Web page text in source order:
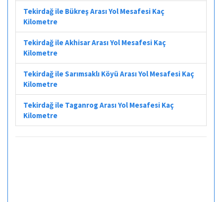
Tekirdağ ile Bükreş Arası Yol Mesafesi Kaç
Kilometre
Tekirdağ ile Akhisar Arası Yol Mesafesi Kaç
Kilometre
Tekirdağ ile Sarımsaklı Köyü Arası Yol Mesafesi Kaç
Kilometre
Tekirdağ ile Taganrog Arası Yol Mesafesi Kaç
Kilometre